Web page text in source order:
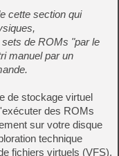
cette section qui
de ROMs "par le
manuel par un
de stockage virtuel
des ROMs
sur votre disque
technique
fichiers virtuels (VFS).